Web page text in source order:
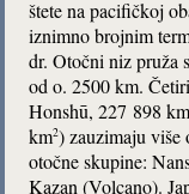
štete na pacifičkoj
iznimno brojnim
dr. Otočni niz pruža
od o. 2500 km.
Honshū, 227 898
km2) zauzimaju više
otočne skupine:
Kazan (Volcano).